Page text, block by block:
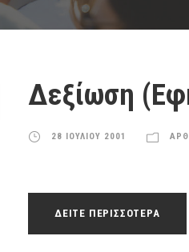
Δεξίωση
28 ΙΟΥΛΙΟΥ 2001
ΔΕΙΤΕ ΠΕΡΙΣΣΟΤΕΡΑ